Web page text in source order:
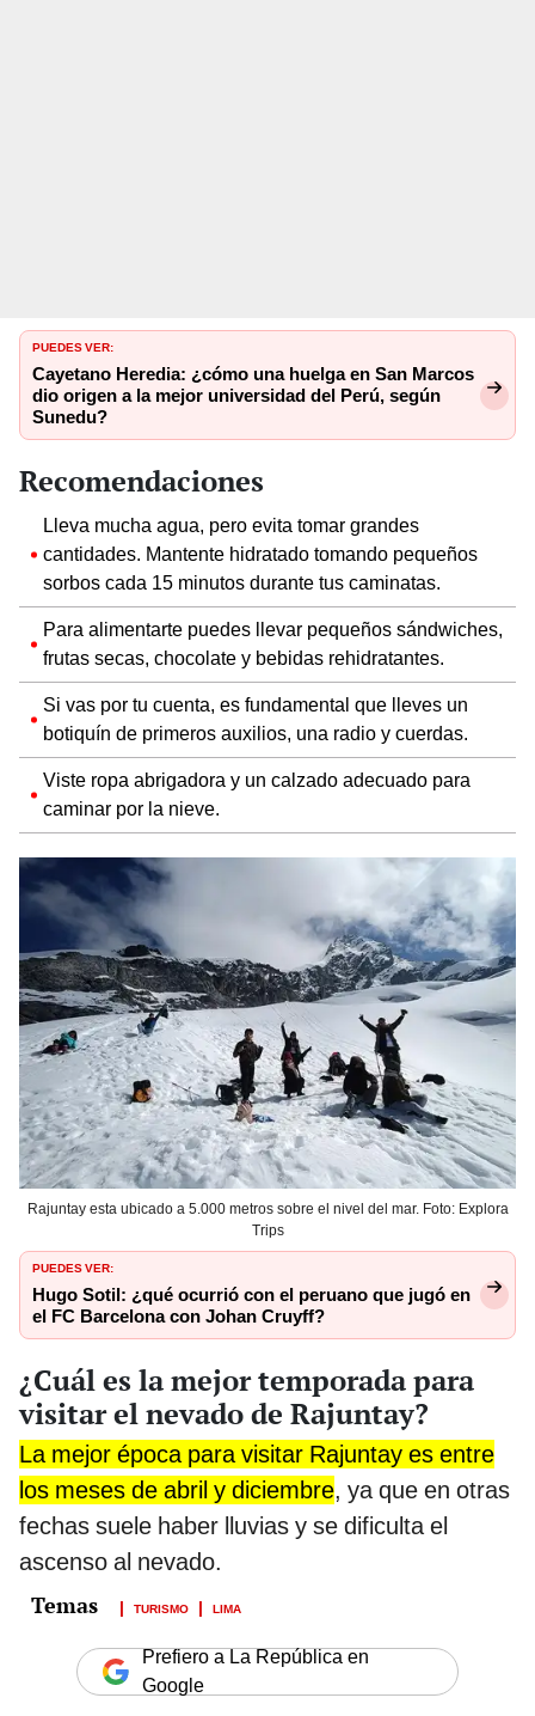
PUEDES VER:
Cayetano Heredia: ¿cómo una huelga en San Marcos
dio origen a la mejor universidad del Perú, según
Sunedu?
Recomendaciones
Lleva mucha agua, pero evita tomar grandes
cantidades. Mantente hidratado tomando pequeños
sorbos cada 15 minutos durante tus caminatas.
Para alimentarte puedes llevar pequeños sándwiches,
frutas secas, chocolate y bebidas rehidratantes.
Si vas por tu cuenta, es fundamental que lleves un
botiquín de primeros auxilios, una radio y cuerdas.
Viste ropa abrigadora y un calzado adecuado para
caminar por la nieve.
Rajuntay esta ubicado a 5.000 metros sobre el nivel del mar. Foto: Explora
Trips
PUEDES VER:
Hugo Sotil: ¿qué ocurrió con el peruano que jugó en
el FC Barcelona con Johan Cruyff?
¿Cuál es la mejor temporada para
visitar el nevado de Rajuntay?
La mejor época para visitar Rajuntay es entre
los meses de abril y diciembre, ya que en otras
fechas suele haber lluvias y se dificulta el
ascenso al nevado.
TURISMO LIMA
Prefiero a La República en
Google